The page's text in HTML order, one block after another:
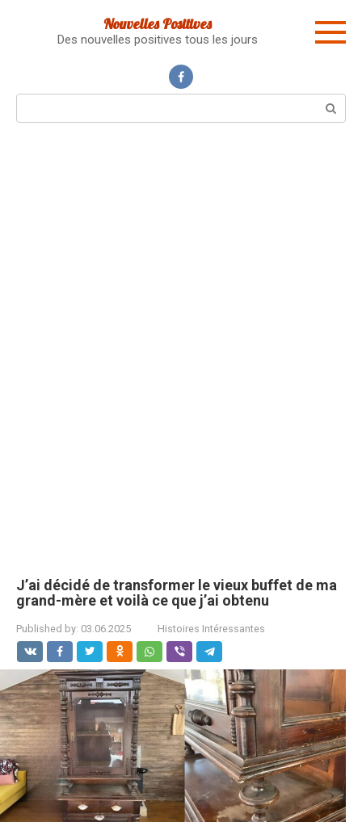
Nouvelles Positives
Des nouvelles positives tous les jours
J’ai décidé de transformer le vieux buffet de ma
grand-mère et voilà ce que j’ai obtenu
Published by: 03.06.2025 Histoires Intéressantes